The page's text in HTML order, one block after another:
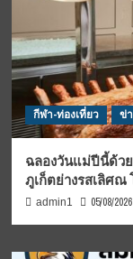
กีฬา-ท่องเที่ยว ข่
ฉลองวันแม่ปีนี้ด้ว
ภูเก็ตย่างรสเลิศณ
admin1 05/08/2026